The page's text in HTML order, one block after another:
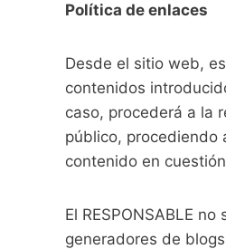
Política de enlaces
Desde el sitio web,
contenidos
caso, procederá a la
público, procediendo
contenido en
El RESPONSABLE
generadores de